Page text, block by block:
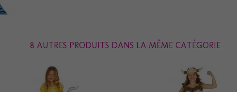
8 AUTRES PRODUITS DANS LA MÊME CATÉGORIE